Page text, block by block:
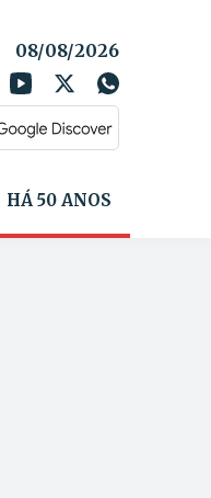
08/08/2026
HÁ 50 ANOS